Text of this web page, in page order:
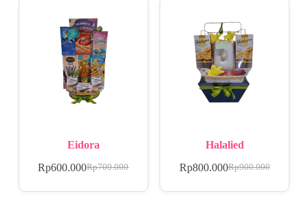
Eidora
Rp700.000
Rp600.000
Halalied
Rp900.000
Rp800.000